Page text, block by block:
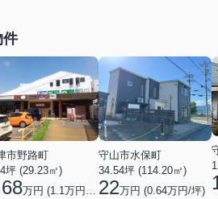
件
市野路町
坪 (29.23㎡)
万円 (1.1万円/坪)
守山市水保町
34.54坪 (114.20㎡)
22万円 (0.64万円/坪)